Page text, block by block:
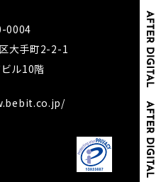
0004
大手町2-2-1
ル10階